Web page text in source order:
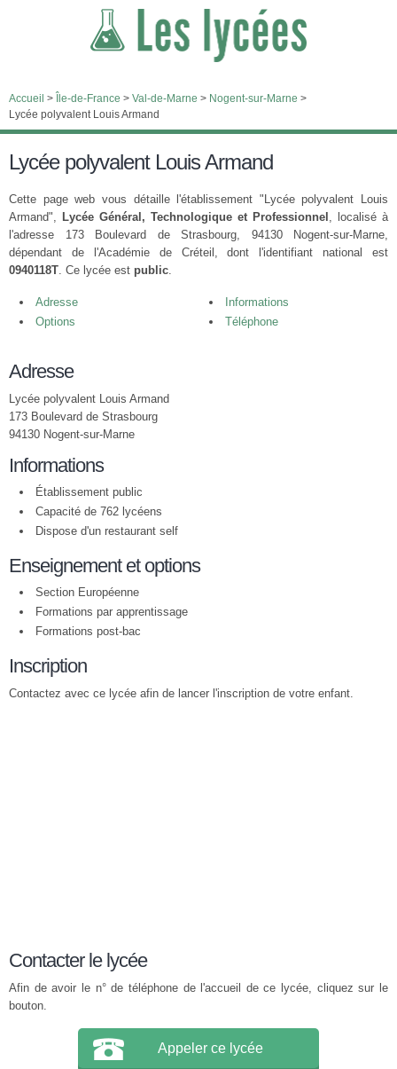
Accueil > Île-de-France > Val-de-Marne > Nogent-sur-Marne >
Lycée polyvalent Louis Armand
Lycée polyvalent Louis Armand
Cette page web vous détaille l'établissement "Lycée polyvalent Louis
Armand", Lycée Général, Technologique et Professionnel , localisé à
l'adresse 173 Boulevard de Strasbourg, 94130 Nogent-sur-Marne,
dépendant de l'Académie de Créteil, dont l'identifiant national est
0940118T. Ce lycée est public.
Adresse
Informations
Options
Téléphone
Adresse
Lycée polyvalent Louis Armand
173 Boulevard de Strasbourg
94130 Nogent-sur-Marne
Informations
Établissement public
Capacité de 762 lycéens
Dispose d'un restaurant self
Enseignement et options
Section Européenne
Formations par apprentissage
Formations post-bac
Inscription
Contactez avec ce lycée afin de lancer l'inscription de votre enfant.
Contacter le lycée
Afin de avoir le n° de téléphone de l'accueil de ce lycée, cliquez sur le
bouton.
Appeler ce lycée